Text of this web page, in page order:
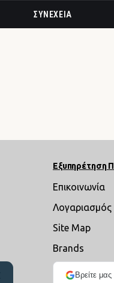
ΣΥΝΈΧΕΙΑ
Εξυπηρέτηση
Επικοινωνία
Λογαριασμός
Site Map
Brands
Βρείτε